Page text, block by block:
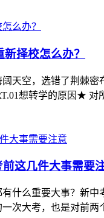
择校怎么办？
天空，选错了荆棘
想转学的原因★
这几件大事需要
什么重要大事？新
次大考，也是对前